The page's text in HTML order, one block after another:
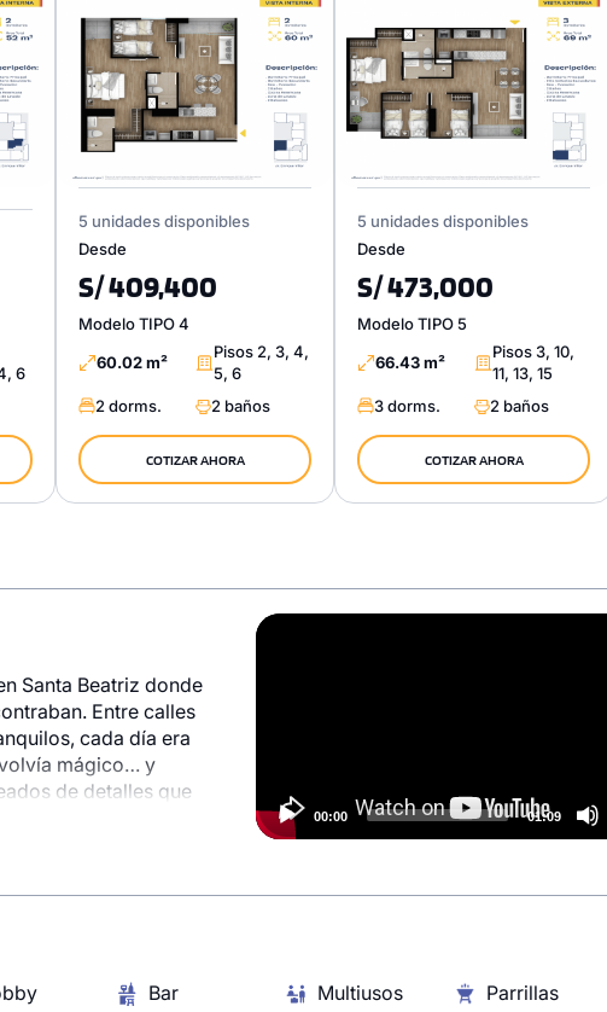
6
5 unidades disponibles
Desde
S/ 409,400
Modelo TIPO 4
60.02 m²
Pisos 2, 3, 4,
5, 6
2 dorms.
2 baños
COTIZAR AHORA
5 unidades disponibles
Desde
S/ 473,000
Modelo TIPO 5
66.43 m²
Pisos 3, 10,
11, 13, 15
3 dorms.
2 baños
COTIZAR AHORA
Santa Beatriz donde
Entre calles
cada día era
mágico… y
de detalles que
Video
00:00 01:09
Bar Multiusos
Parrillas